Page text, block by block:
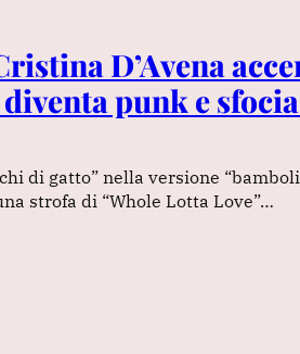
D’Avena
punk e
di gatto” nella versione
strofa di “Whole Lotta Love”…